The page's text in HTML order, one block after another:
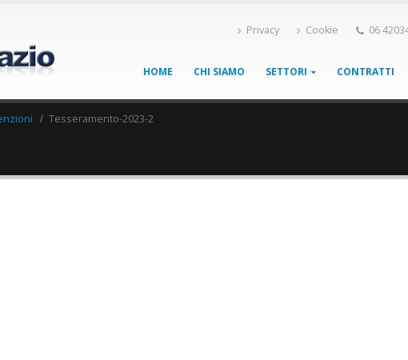
Privacy Cookie 06
HOME CHI SIAMO SETTORI CONTRATTI
Tesseramento-2023-2